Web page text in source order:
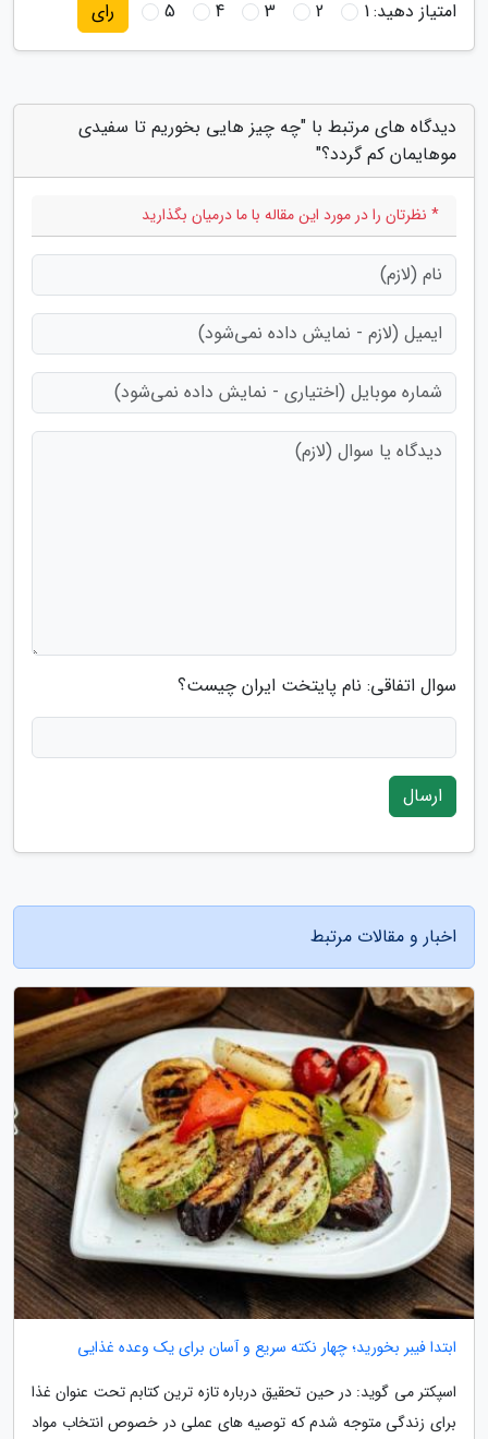
امتیاز دهید:1
2
3
4
5 رای
دیدگاه های مرتبط با "چه چیز هایی بخوریم تا سفیدی
موهایمان کم گردد؟"
* نظرتان را در مورد این مقاله با ما درمیان بگذارید
سوال اتفاقی: نام پایتخت ایران چیست؟
ارسال
اخبار و مقالات مرتبط
ابتدا فیبر بخورید؛ چهار نکته سریع و آسان برای یک وعده غذایی
اسپکتر می گوید: در حین تحقیق درباره تازه ترین کتابم تحت عنوان غذا
برای زندگی متوجه شدم که توصیه های عملی در خصوص انتخاب مواد